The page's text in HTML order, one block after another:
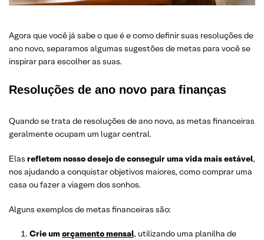
Agora que você já sabe o que é e como definir suas resoluções de
ano novo, separamos algumas sugestões de metas para você se
inspirar para escolher as suas.
Resoluções de ano novo para finanças
Quando se trata de resoluções de ano novo, as metas financeiras
geralmente ocupam um lugar central.
Elas refletem nosso desejo de conseguir uma vida mais estável,
nos ajudando a conquistar objetivos maiores, como comprar uma
casa ou fazer a viagem dos sonhos.
Alguns exemplos de metas financeiras são:
Crie umorçamento mensal, utilizando uma planilha de